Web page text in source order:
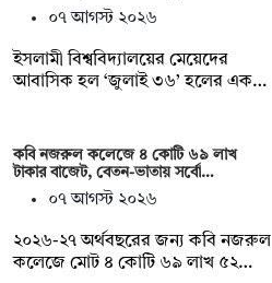
০৭ আগস্ট ২০২৬
ইসলামী বিশ্ববিদ্যালয়ের মেয়েদের
আবাসিক হল ‘জুলাই ৩৬’ হলের এক…
কবি নজরুল কলেজে ৪ কোটি ৬৯ লাখ
টাকার বাজেট, বেতন-ভাতায় সর্বো…
০৭ আগস্ট ২০২৬
২০২৬-২৭ অর্থবছরের জন্য কবি নজরুল
কলেজে মোট ৪ কোটি ৬৯ লাখ ৫২…